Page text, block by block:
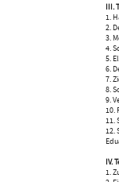
III.
1.
2.
3.
4.
5.
6.
7.
8.
9.
10.
11.
12.
IV.
1.